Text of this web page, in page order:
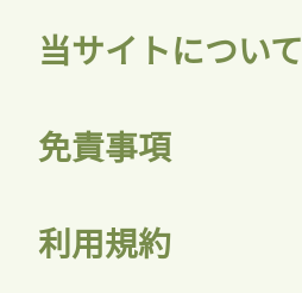
当サイトについて
免責事項
利用規約